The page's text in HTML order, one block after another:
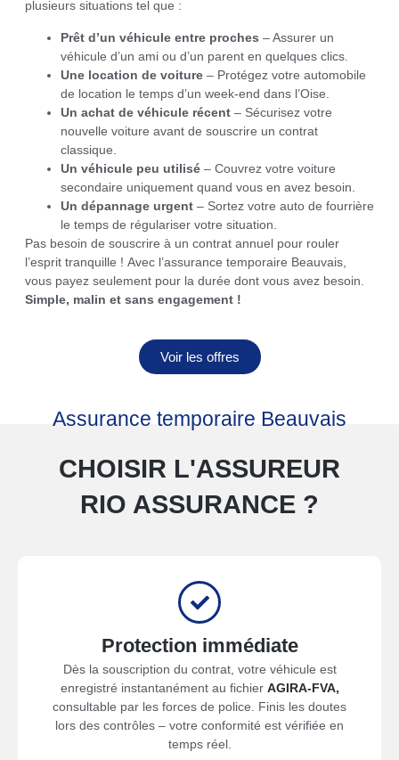
plusieurs situations tel que :
Prêt d’un véhicule entre proches – Assurer un
véhicule d’un ami ou d’un parent en quelques clics.
Une location de voiture – Protégez votre automobile
de location le temps d’un week-end dans l’Oise.
Un achat de véhicule récent – Sécurisez votre
nouvelle voiture avant de souscrire un contrat
classique.
Un véhicule peu utilisé – Couvrez votre voiture
secondaire uniquement quand vous en avez besoin.
Un dépannage urgent – Sortez votre auto de fourrière
le temps de régulariser votre situation.
Pas besoin de souscrire à un contrat annuel pour rouler
l’esprit tranquille ! Avec l’assurance temporaire Beauvais,
vous payez seulement pour la durée dont vous avez besoin.
Simple, malin et sans engagement !
Voir les offres
Assurance temporaire Beauvais
CHOISIR L'ASSUREUR
RIO ASSURANCE ?
Protection immédiate
Dès la souscription du contrat, votre véhicule est
enregistré instantanément au fichier AGIRA-FVA,
consultable par les forces de police. Finis les doutes
lors des contrôles – votre conformité est vérifiée en
temps réel.